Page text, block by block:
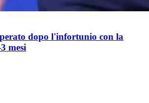
dopo l'infortunio con la
mesi